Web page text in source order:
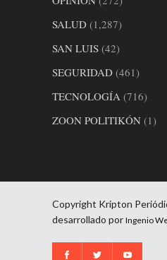
SALUD (1,287)
SAN LUIS (42)
SEGURIDAD (461)
TECNOLOGÍA (716)
ZOON POLITIKÓN (1)
Copyright Kripton
desarrollado por Ingenio